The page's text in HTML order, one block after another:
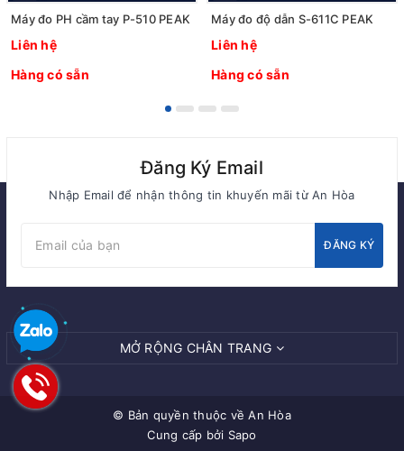
Máy đo PH cầm tay P-510 PEAK
Liên hệ
Hàng có sẵn
Máy đo độ dẫn S-611C PEAK
Liên hệ
Hàng có sẵn
Đăng Ký Email
Nhập Email để nhận thông tin khuyến mãi từ An Hòa
ĐĂNG KÝ
MỞ RỘNG CHÂN TRANG
© Bản quyền thuộc vềAn Hòa
Cung cấp bởi Sapo